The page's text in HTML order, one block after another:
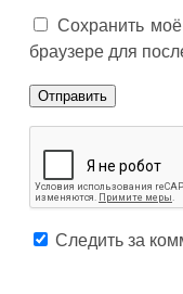
Сохранить
браузере для
Следить за